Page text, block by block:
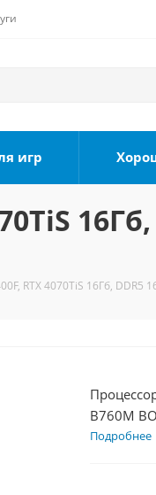
игр
16Гб,
RTX 4070TiS 16Гб, DDR5
B760M
Диски
Подробнее